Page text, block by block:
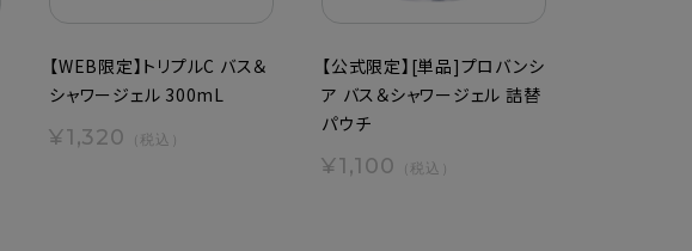
【WEB限定】トリプルC バス＆
シャワージェル 300mL
¥1,320 （税込）
【公式限定】[単品]プロバンシ
ア バス＆シャワージェル 詰替
パウチ
¥1,100 （税込）